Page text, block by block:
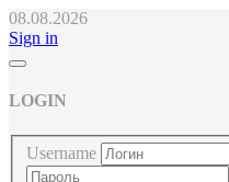
08.08.2026
Sign in
LOGIN
Username